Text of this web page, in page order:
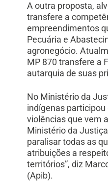
A outra proposta,
transfere a
empreendimentos
Pecuária e
agronegócio.
MP 870 transfere a
autarquia de suas
No Ministério da
indígenas
violências que vem
Ministério da
paralisar todas as
atribuições a
territórios”, diz
(Apib).